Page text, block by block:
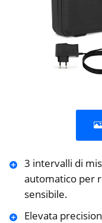
3 intervalli di
automatico per
sensibile.
Elevata